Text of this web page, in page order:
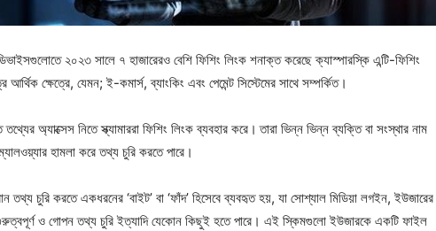
২০২৩ সালে ৭ হাজারেরও বেশি ফিশিং লিংক শনাক্ত করেছে ক্যাস্পারস্কি এন্টি-ফিশিং
ক্ষেত্রে, যেমন; ই-কমার্স, ব্যাংকিং এবং পেমেন্ট সিস্টেমের সাথে সম্পর্কিত।
অ্যাক্সেস নিতে স্ক্যামাররা ফিশিং লিংক ব্যবহার করে। তারা ভিন্ন ভিন্ন ব্যক্তি বা সংস্থার নাম
হামলা করে তথ্য চুরি করতে পারে।
তথ্য চুরি করতে একধরনের ‘বাইট’ বা ‘ফাঁদ’ হিসেবে ব্যবহৃত হয়, যা সোশ্যাল মিডিয়া লগইন, ইউজারের
গুরুত্বপূর্ণ ও গোপন তথ্য চুরি ইত্যাদি যেকোন কিছুই হতে পারে। এই স্কিমগুলো ইউজারকে একটি ফাইল